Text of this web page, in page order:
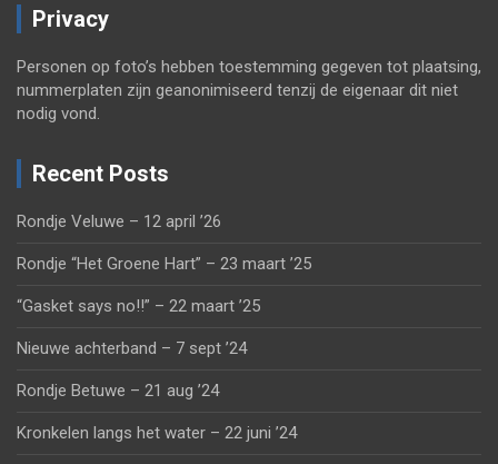
Privacy
Personen op foto’s hebben toestemming gegeven tot plaatsing,
nummerplaten zijn geanonimiseerd tenzij de eigenaar dit niet
nodig vond.
Recent Posts
Rondje Veluwe – 12 april ’26
Rondje “Het Groene Hart” – 23 maart ’25
“Gasket says no!!” – 22 maart ’25
Nieuwe achterband – 7 sept ’24
Rondje Betuwe – 21 aug ’24
Kronkelen langs het water – 22 juni ’24